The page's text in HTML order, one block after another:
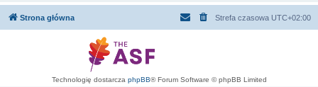
Strona główna Strefa czasowa UTC+02:00
Technologię dostarcza phpBB® Forum Software © phpBB Limited